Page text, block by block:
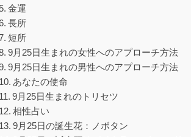
金運
長所
短所
9月25日生まれの女性へのアプローチ方法
9月25日生まれの男性へのアプローチ方法
あなたの使命
9月25日生まれのトリセツ
相性占い
9月25日の誕生花：ノボタン